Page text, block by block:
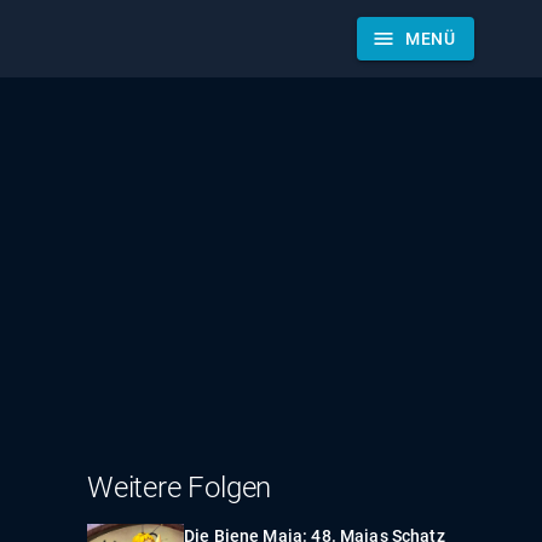
menu MENÜ
Weitere Folgen
Die Biene Maja: 48. Majas Schatz